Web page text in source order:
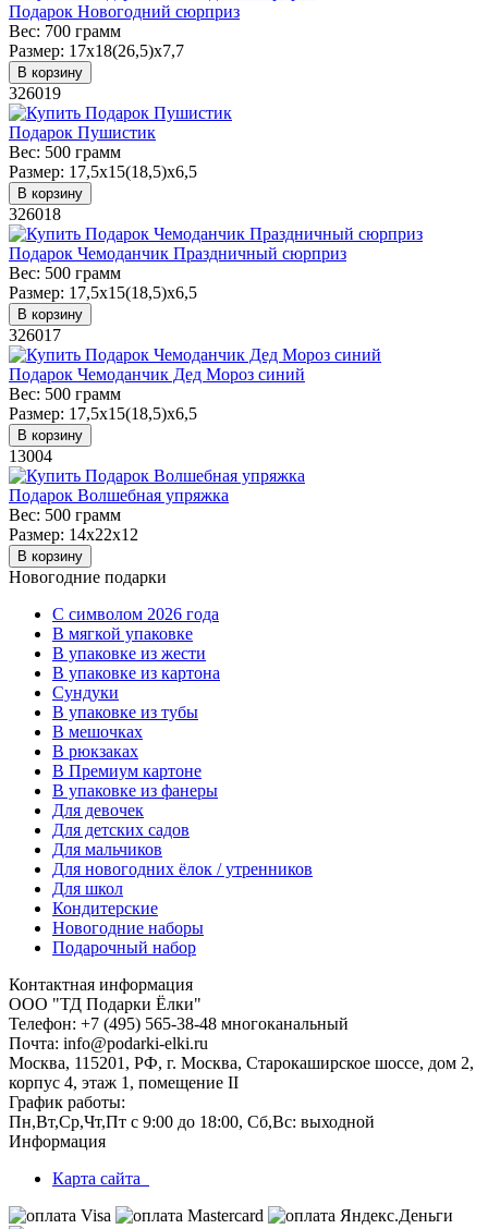
Подарок Новогодний сюрприз
Вес: 700 грамм
Размер: 17х18(26,5)х7,7
В корзину
326019
Подарок Пушистик
Вес: 500 грамм
Размер: 17,5х15(18,5)х6,5
В корзину
326018
Подарок Чемоданчик Праздничный сюрприз
Вес: 500 грамм
Размер: 17,5х15(18,5)х6,5
В корзину
326017
Подарок Чемоданчик Дед Мороз синий
Вес: 500 грамм
Размер: 17,5х15(18,5)х6,5
В корзину
13004
Подарок Волшебная упряжка
Вес: 500 грамм
Размер: 14х22х12
В корзину
Новогодние подарки
C символом 2026 года
В мягкой упаковке
В упаковке из жести
В упаковке из картона
Сундуки
В упаковке из тубы
В мешочках
В рюкзаках
В Премиум картоне
В упаковке из фанеры
Для девочек
Для детских садов
Для мальчиков
Для новогодних ёлок / утренников
Для школ
Кондитерские
Новогодние наборы
Подарочный набор
Контактная информация
ООО "ТД Подарки Ёлки"
Телефон: +7 (495) 565-38-48 многоканальный
Почта: info@podarki-elki.ru
Москва, 115201, РФ, г. Москва, Старокаширское шоссе, дом 2,
корпус 4, этаж 1, помещение II
График работы:
Пн,Вт,Ср,Чт,Пт с 9:00 до 18:00, Сб,Вс: выходной
Информация
Карта сайта